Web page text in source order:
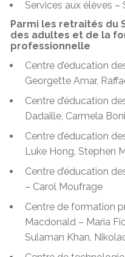
Services aux élèves –
Parmi les retraités du
des adultes et de la
professionnelle
Centre d’éducation
Georgette Amar,
Centre d’éducation
Dadaille, Carmela
Centre d’éducation
Luke Hong, Stephen
Centre d’éducation
– Carol Moufrage
Centre de formation
Macdonald – Maria
Sulaman Khan,